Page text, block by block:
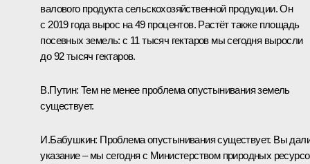
валового продукта сельскохозяйственной продукции. Он
с 2019 года вырос на 49 процентов. Растёт также площадь
посевных земель: с 11 тысяч гектаров мы сегодня выросли
до 92 тысяч гектаров.
В.Путин: Тем не менее проблема опустынивания земель
существует.
И.Бабушкин: Проблема опустынивания существует. Вы
указание – мы сегодня с Министерством природных